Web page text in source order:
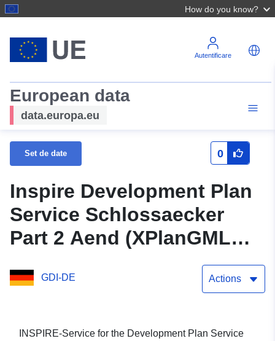
How do you know?
Autentificare
European data
data.europa.eu
Set de date 0
Inspire Development Plan
Service Schlossaecker
Part 2 Aend (XPlanGML
5.0) (Inspire GML) (în limba
engleză)
GDI-DE Actions
INSPIRE-Service for the Development Plan Service